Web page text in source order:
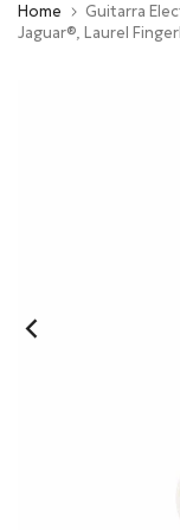
Home
Guitarra
Jaguar®, Laurel